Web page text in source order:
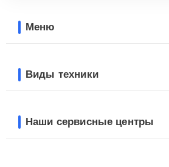
Меню
Виды техники
Наши сервисные центры